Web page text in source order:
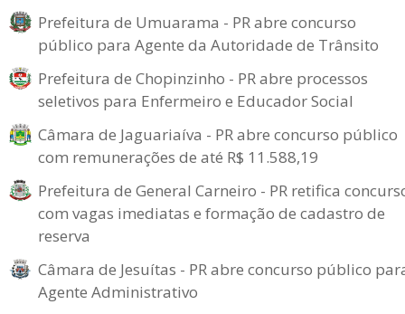
Prefeitura de Umuarama - PR abre concurso
público para Agente da Autoridade de Trânsito
Prefeitura de Chopinzinho - PR abre processos
seletivos para Enfermeiro e Educador Social
Câmara de Jaguariaíva - PR abre concurso público
com remunerações de até R$ 11.588,19
Prefeitura de General Carneiro - PR retifica
com vagas imediatas e formação de cadastro de
reserva
Câmara de Jesuítas - PR abre concurso público
Agente Administrativo